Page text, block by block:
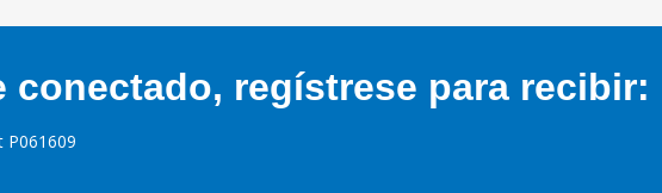
conectado, regístrese para recibir:
P061609